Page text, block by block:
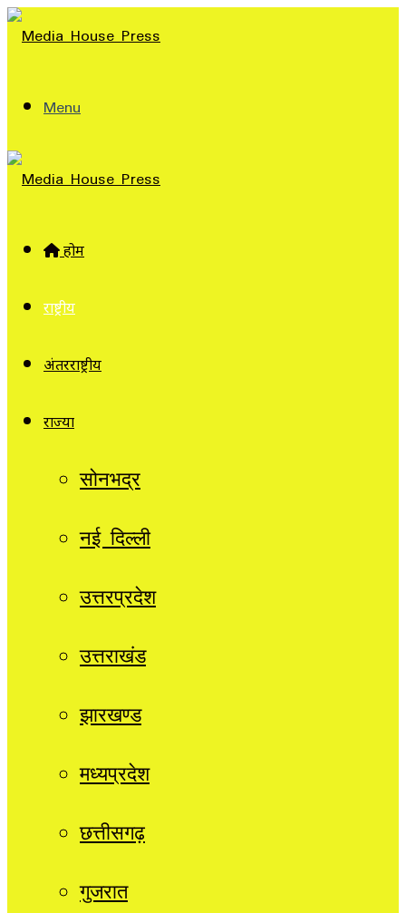
Menu
होम
राष्ट्रीय
अंतरराष्ट्रीय
राज्यों
सोनभद्र
नई दिल्ली
उत्तरप्रदेश
उत्तराखंड
झारखण्ड
मध्यप्रदेश
छत्तीसगढ़
गुजरात